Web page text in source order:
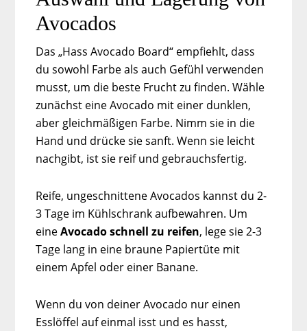
Avocados
Das „Hass Avocado Board“ empfiehlt, dass
du sowohl Farbe als auch Gefühl verwenden
musst, um die beste Frucht zu finden. Wähle
zunächst eine Avocado mit einer dunklen,
aber gleichmäßigen Farbe. Nimm sie in die
Hand und drücke sie sanft. Wenn sie leicht
nachgibt, ist sie reif und gebrauchsfertig.
Reife, ungeschnittene Avocados kannst du 2-
3 Tage im Kühlschrank aufbewahren. Um
eineAvocado schnell zu reifen, lege sie 2-3
Tage lang in eine braune Papiertüte mit
einem Apfel oder einer Banane.
Wenn du von deiner Avocado nur einen
Esslöffel auf einmal isst und es hasst,